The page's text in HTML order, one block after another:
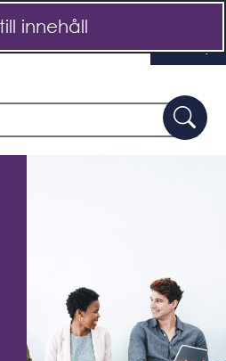
innehåll